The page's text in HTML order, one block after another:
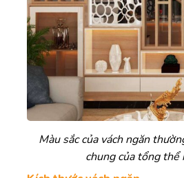
Màu sắc của vách ngăn
chung của tổng thể